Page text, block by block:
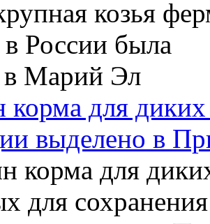
корма для
выделено в